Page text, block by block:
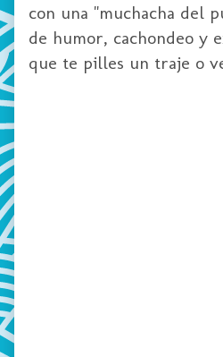
con una "muchacha del
de humor, cachondeo y
que te pilles un traje o